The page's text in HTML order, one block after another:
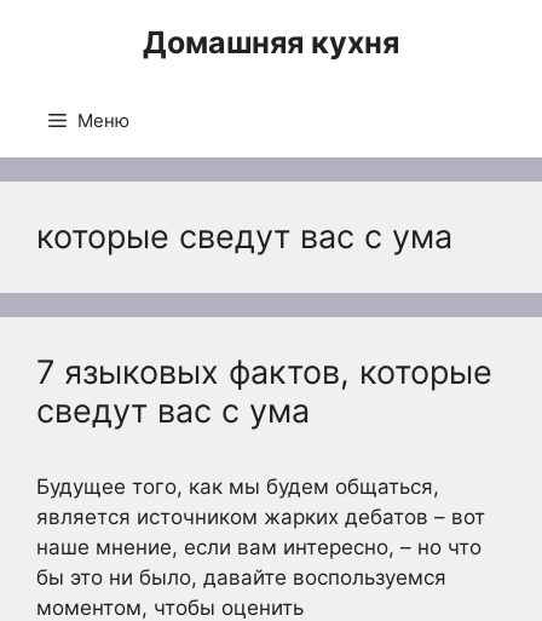
Домашняя кухня
Меню
которые сведут вас с ума
7 языковых фактов, которые
сведут вас с ума
Будущее того, как мы будем общаться,
является источником жарких дебатов – вот
наше мнение, если вам интересно, – но что
бы это ни было, давайте воспользуемся
моментом, чтобы оценить